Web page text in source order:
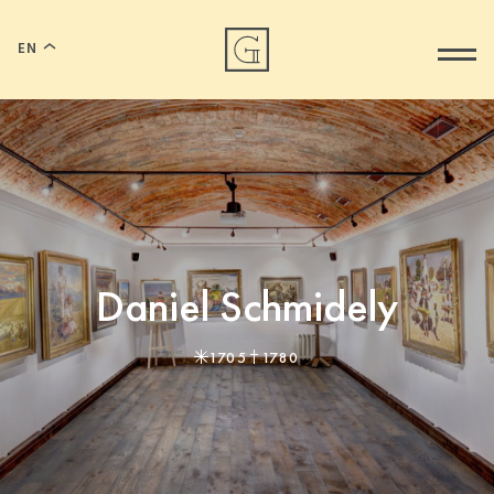
EN
Daniel Schmidely
1705 1780